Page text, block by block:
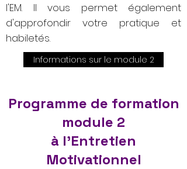
l'EM. Il vous permet également
d'approfondir votre pratique et
habiletés.
Informations sur le module 2
Programme de formation
module 2
à l'Entretien
Motivationnel